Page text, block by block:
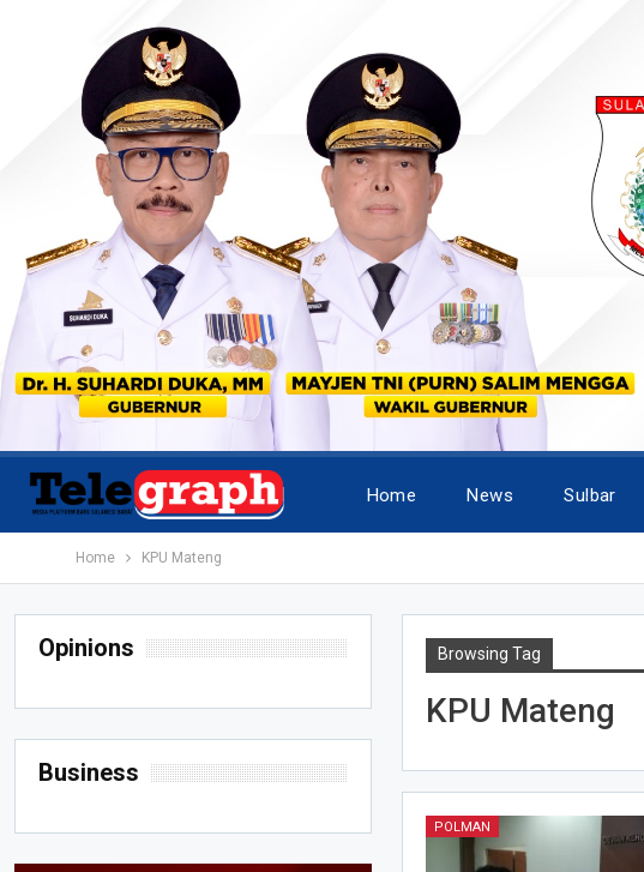
Home News Sulbar
Home KPU Mateng
Browsing Tag
KPU Mateng
POLMAN
Opinions
Business